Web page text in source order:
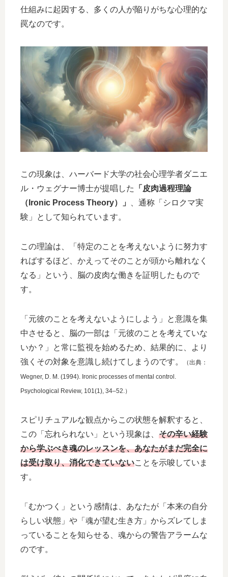
仕組みに起因する、多くの人が陥りがちな心理的な
罠なのです。
この現象は、ハーバード大学の社会心理学者ダニエ
ル・ウェグナー博士が提唱した
「皮肉過程理論
（Ironic Process Theory）」
、通称「シロクマ実
験」として知られています。
この理論は、「特定のことを考えないように努力す
ればするほど、かえってそのことが頭から離れなく
なる」という、脳の皮肉な働きを証明したもので
す。
「元彼のことを考えないようにしよう」と意識を集
中させると、脳の一部は「元彼のことを考えていな
いか？」と常に監視を始めるため、結果的に、より
強くその対象を意識し続けてしまうのです。
（出典：
Wegner, D. M. (1994). Ironic processes of mental control.
Psychological Review, 101(1), 34–52.）
スピリチュアルな観点からこの状態を解釈すると、
この「忘れられない」という現象は、 その辛い経験
から学ぶべき魂のレッスンを、あなたがまだ完全に
は受け取り、消化できていないことを示唆していま
す。
「むかつく」という感情は、あなたが「本来の自分
らしい状態」や「魂が望む生き方」からズレてしま
っていることを知らせる、魂からの警告アラームな
のです。